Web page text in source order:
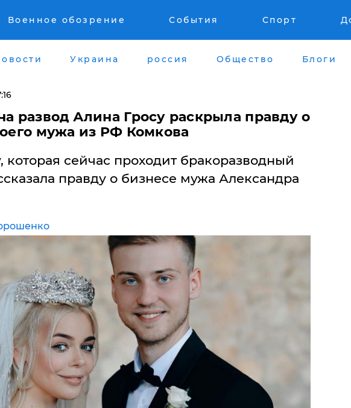
Военное обозрение События Спорт
Украина россия Общество Блоги
развод Алина Гросу раскрыла правду о
мужа из РФ Комкова
которая сейчас проходит бракоразводный
правду о бизнесе мужа Александра